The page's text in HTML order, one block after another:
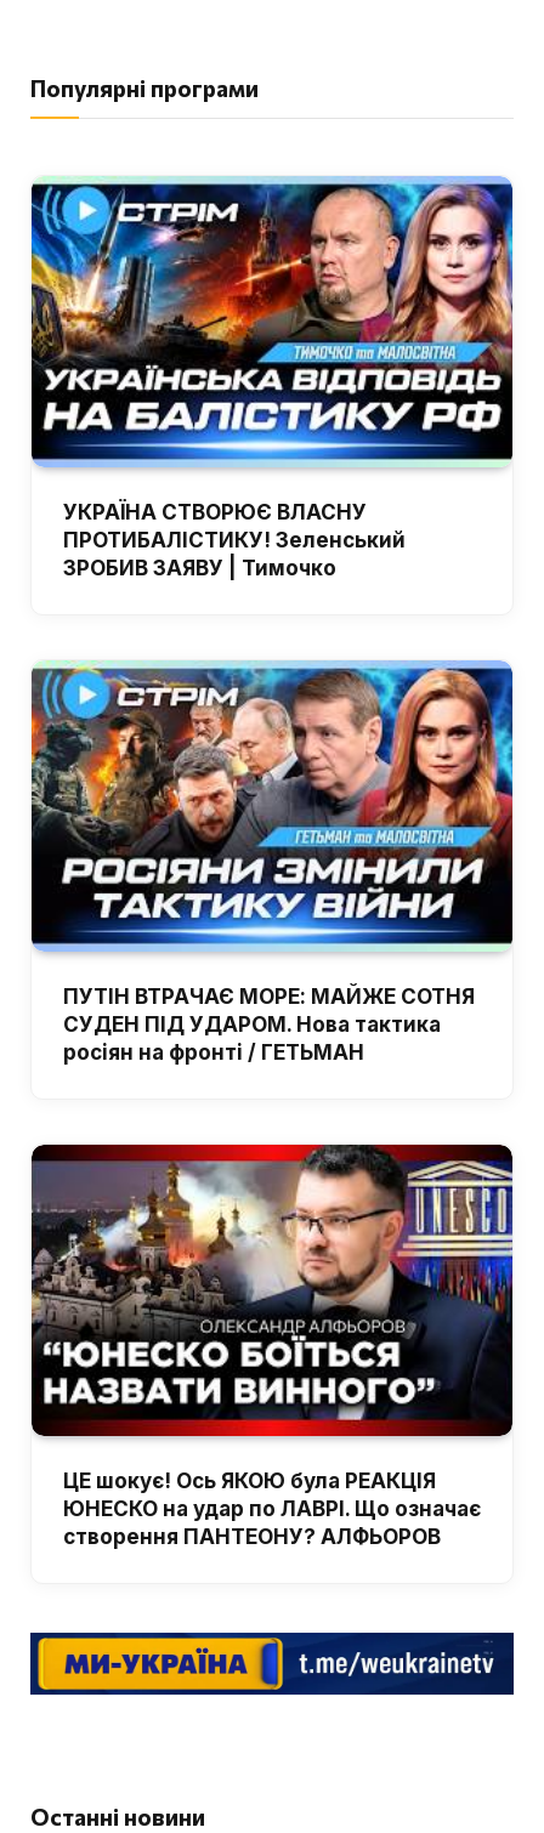
Популярні програми
УКРАЇНА СТВОРЮЄ ВЛАСНУ
ПРОТИБАЛІСТИКУ! Зеленський
ЗРОБИВ ЗАЯВУ | Тимочко
ПУТІН ВТРАЧАЄ МОРЕ: МАЙЖЕ СОТНЯ
СУДЕН ПІД УДАРОМ. Нова тактика
росіян на фронті / ГЕТЬМАН
ЦЕ шокує! Ось ЯКОЮ була РЕАКЦІЯ
ЮНЕСКО на удар по ЛАВРІ. Що означає
створення ПАНТЕОНУ? АЛФЬОРОВ
Останні новини